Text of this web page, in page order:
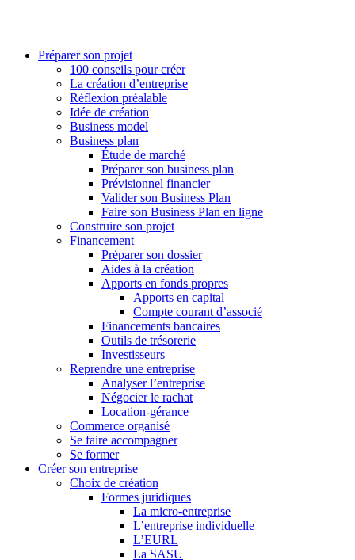
Préparer son projet
100 conseils pour créer
La création d’entreprise
Réflexion préalable
Idée de création
Business model
Business plan
Étude de marché
Préparer son business plan
Prévisionnel financier
Valider son Business Plan
Faire son Business Plan en ligne
Construire son projet
Financement
Préparer son dossier
Aides à la création
Apports en fonds propres
Apports en capital
Compte courant d’associé
Financements bancaires
Outils de trésorerie
Investisseurs
Reprendre une entreprise
Analyser l’entreprise
Négocier le rachat
Location-gérance
Commerce organisé
Se faire accompagner
Se former
Créer son entreprise
Choix de création
Formes juridiques
La micro-entreprise
L’entreprise individuelle
L’EURL
La SASU